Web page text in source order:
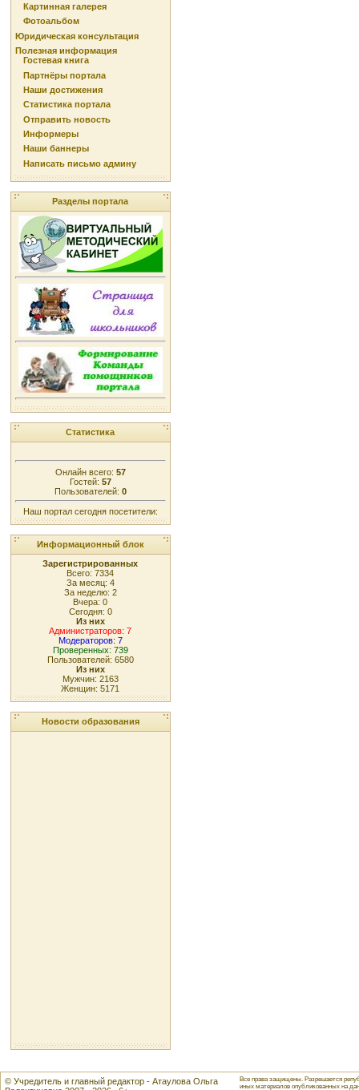
Картинная галерея
Фотоальбом
Юридическая консультация
Полезная информация
Гостевая книга
Партнёры портала
Наши достижения
Статистика портала
Отправить новость
Информеры
Наши баннеры
Написать письмо админу
Разделы портала
Статистика
Онлайн всего: 57
Гостей: 57
Пользователей: 0
Наш портал сегодня посетители:
Информационный блок
Зарегистрированных
Всего: 7334
За месяц: 4
За неделю: 2
Вчера: 0
Сегодня: 0
Из них
Администраторов: 7
Модераторов: 7
Проверенных: 739
Пользователей: 6580
Из них
Мужчин: 2163
Женщин: 5171
Новости образования
© Учредитель и главный редактор - Атаулова Ольга
Все права защищены. Разрешается
иных материалов опубликованных на